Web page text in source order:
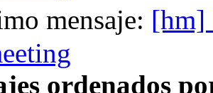
mensaje: [hm]
ordenados